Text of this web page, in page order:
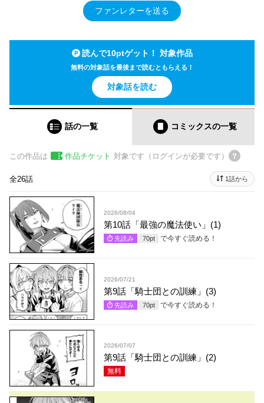
ファンレターを送る
読んで10ptゲット！ 対象作品
無料の対象話を最後まで読むともらえる！
対象話を読む
話の一覧 コミックスの一覧
この作品は 作品チケット 対象です（ログインが必要です）
全26話 1話から
2026/08/04
第10話「最強の魔法使い」(1)
先読み 70pt で今すぐ読める！
2026/07/21
第9話「騎士団との訓練」(3)
先読み 70pt で今すぐ読める！
2026/07/07
第9話「騎士団との訓練」(2)
無料